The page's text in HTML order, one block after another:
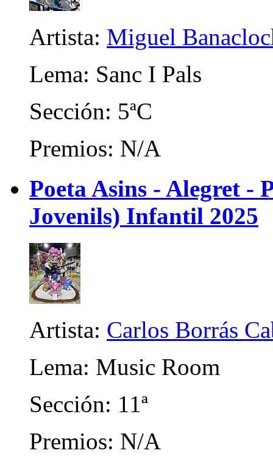
Artista: Miguel
Lema: Sanc I Pals
Sección: 5ªC
Premios: N/A
Poeta Asins - Alegret -
Jovenils) Infantil 2025
Artista: Carlos Borrás
Lema: Music Room
Sección: 11ª
Premios: N/A